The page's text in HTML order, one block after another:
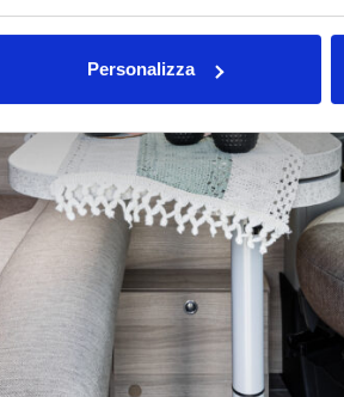
Personalizza